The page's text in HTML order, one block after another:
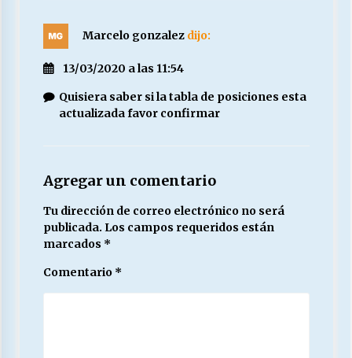
Marcelo gonzalez dijo:
13/03/2020 a las 11:54
Quisiera saber si la tabla de posiciones esta
actualizada favor confirmar
Agregar un comentario
Tu dirección de correo electrónico no será
publicada. Los campos requeridos están
marcados *
Comentario *